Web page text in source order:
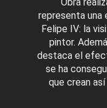
Obra
representa una
Felipe IV: la
pintor.
destaca el
se ha
que crean así